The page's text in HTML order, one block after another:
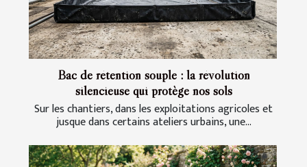
Bac de rétention souple : la révolution
silencieuse qui protège nos sols
Sur les chantiers, dans les exploitations agricoles et
jusque dans certains ateliers urbains, une...